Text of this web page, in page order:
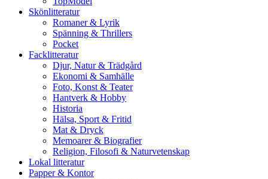
Skönlitteratur
Romaner & Lyrik
Spänning & Thrillers
Pocket
Facklitteratur
Djur, Natur & Trädgård
Ekonomi & Samhälle
Foto, Konst & Teater
Hantverk & Hobby
Historia
Hälsa, Sport & Fritid
Mat & Dryck
Memoarer & Biografier
Religion, Filosofi & Naturvetenskap
Lokal litteratur
Papper & Kontor